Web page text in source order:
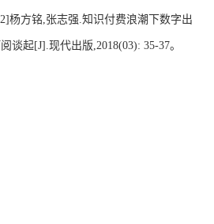
杨方铭,张志强.知识付费浪潮下数字出
起[J].现代出版,2018(03): 35-37。